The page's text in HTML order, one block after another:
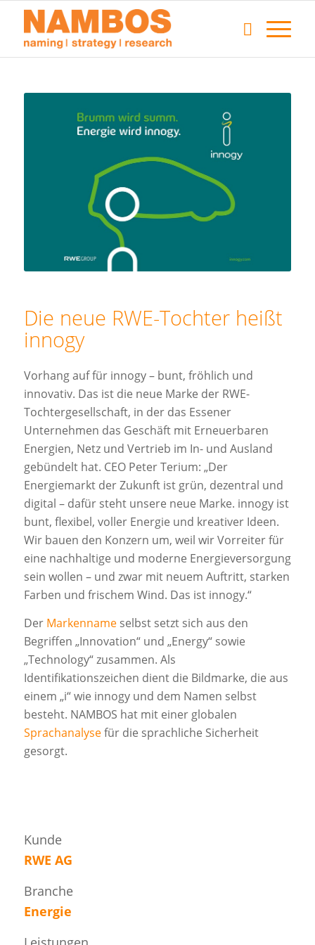
Die neue RWE-Tochter heißt
innogy
Vorhang auf für innogy – bunt, fröhlich und
innovativ. Das ist die neue Marke der RWE-
Tochtergesellschaft, in der das Essener
Unternehmen das Geschäft mit Erneuerbaren
Energien, Netz und Vertrieb im In- und Ausland
gebündelt hat. CEO Peter Terium: „Der
Energiemarkt der Zukunft ist grün, dezentral und
digital – dafür steht unsere neue Marke. innogy ist
bunt, flexibel, voller Energie und kreativer Ideen.
Wir bauen den Konzern um, weil wir Vorreiter für
eine nachhaltige und moderne Energieversorgung
sein wollen – und zwar mit neuem Auftritt, starken
Farben und frischem Wind. Das ist innogy.“
Der Markennameselbst setzt sich aus den
Begriffen „Innovation“ und „Energy“ sowie
„Technology“ zusammen. Als
Identifikationszeichen dient die Bildmarke, die aus
einem „i“ wie innogy und dem Namen selbst
besteht. NAMBOS hat mit einer globalen
Sprachanalysefür die sprachliche Sicherheit
gesorgt.
Kunde
RWE AG
Branche
Energie